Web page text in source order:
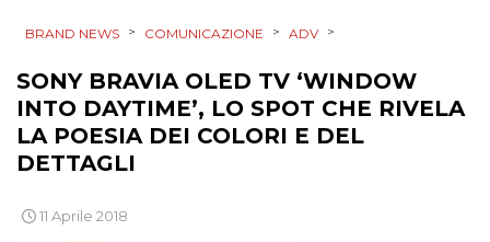
PROMOZIONI
PRODOTTI
BRAND NEWS > COMUNICAZIONE > ADV >
SONY BRAVIA OLED TV ‘WINDOW
INTO DAYTIME’, LO SPOT CHE RIVELA
LA POESIA DEI COLORI E DEL
DETTAGLI
11 Aprile 2018